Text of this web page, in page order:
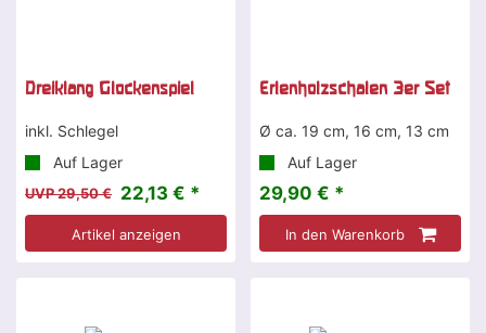
Dreiklang Glockenspiel
inkl. Schlegel
Auf Lager
UVP 29,50 € 22,13 € *
Artikel anzeigen
Erlenholzschalen 3er Set
Ø ca. 19 cm, 16 cm, 13 cm
Auf Lager
29,90 € *
In den Warenkorb